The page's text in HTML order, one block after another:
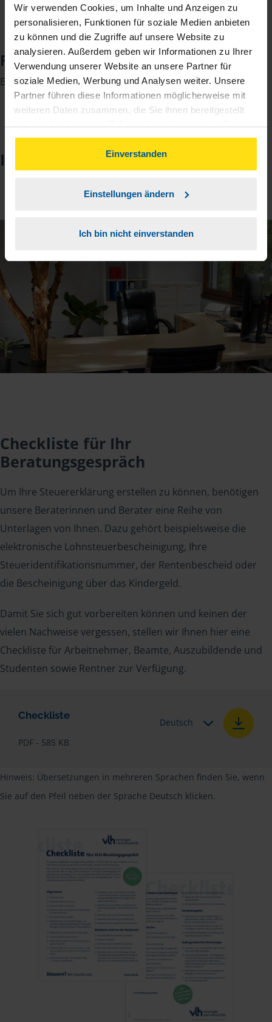
Wir verwenden Cookies, um Inhalte und Anzeigen zu
personalisieren, Funktionen für soziale Medien anbieten
zu können und die Zugriffe auf unsere Website zu
analysieren. Außerdem geben wir Informationen zu Ihrer
Verwendung unserer Website an unsere Partner für
soziale Medien, Werbung und Analysen weiter. Unsere
Partner führen diese Informationen möglicherweise mit
weiteren Daten zusammen, die Sie ihnen bereitgestellt
haben oder die sie im Rahmen Ihrer Nutzung der Dienste
gesammelt haben. Indem Sie auf Einverstanden klicken,
können Sie der Verwendung von Cookies, gemäß
unserer➔ Datenschutzrichtliniezustimmen.
Einverstanden
Einstellungen ändern
Ich bin nicht einverstanden
Fabian Ruf
Beratungsstellenleiter
Impressionen
1/2
Checkliste für Ihr
Beratungsgespräch
Um Ihre Steuererklärung erstellen zu können, benötigen
unsere Beraterinnen und Berater eine Reihe von
Unterlagen von Ihnen. Dazu gehört beispielsweise die
elektronische Lohnsteuerbescheinigung, Ihre
Steueridentifikationsnummer, der Rentenbescheid oder
die Bescheinigung über das Kindergeld.
Damit Sie sich gut vorbereiten können und keinen der
vielen Nachweise vergessen, stellen wir Ihnen hier eine
Checkliste für Arbeitnehmer, Beamte, Auszubildende und
Studenten sowie Rentner zur Verfügung.
Checkliste
PDF - 585 KB
Deutsch
Hinweis: Übersetzungen in mehreren Sprachen finden Sie, wenn
Sie auf den Pfeil neben der Sprache Deutsch klicken.